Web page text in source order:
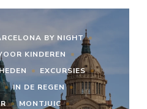
BY NIGHT
KINDEREN
EXCURSIES
IN DE REGEN
MONTJUIC